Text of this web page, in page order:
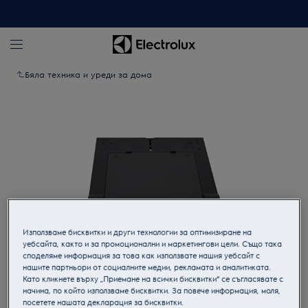
Бяла техника и уреди за дома
Кликнете, за да увеличите.
Използваме бисквитки и други технологии за оптимизиране на
уебсайта, както и за промоционални и маркетингови цели. Също така
споделяме информация за това как използвате нашия уебсайт с
нашите партньори от социалните медии, рекламата и аналитиката.
Като кликнете върху „Приемане на всички бисквитки“ се съгласявате с
начина, по който използваме бисквитки. За повече информация, моля,
посетете нашата декларация за бисквитки.